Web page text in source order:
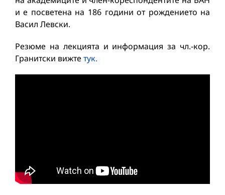
и е посветена на 186 години от рождението на
Васил Левски.
Резюме на лекцията и информация за чл.-кор.
Гранитски вижте тук.